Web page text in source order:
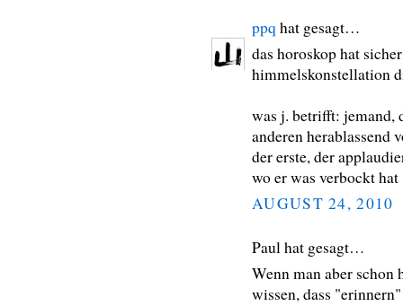
ppq hat gesagt…
das horoskop hat
himmelskonstellation
was j. betrifft: jemand,
anderen herablassend
der erste, der
wo er was verbockt hat
AUGUST 24, 2010
Paul hat gesagt…
Wenn man aber schon
wissen, dass